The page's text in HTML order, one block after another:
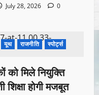
July 28, 2026
0
यूथ राजनीति स्पोर्ट्स
को मिले नियुक्ति
शिक्षा होगी मजबूत